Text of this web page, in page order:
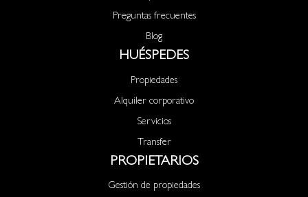
Preguntas frecuentes
Blog
HUÉSPEDES
Propiedades
Alquiler corporativo
Servicios
Transfer
PROPIETARIOS
Gestión de propiedades